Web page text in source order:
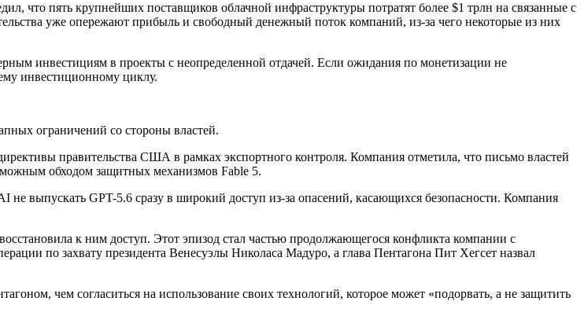
что пять крупнейших поставщиков облачной инфраструктуры потратят более $1 трлн на связанные с
уже опережают прибыль и свободный денежный поток компаний, из-за чего некоторые из них
инвестициям в проекты с неопределенной отдачей. Если ожидания по монетизации не
инвестиционному циклу.
ограничений со стороны властей.
правительства США в рамках экспортного контроля. Компания отметила, что письмо властей
обходом защитных механизмов Fable 5.
выпускать GPT-5.6 сразу в широкий доступ из-за опасений, касающихся безопасности. Компания
к ним доступ. Этот эпизод стал частью продолжающегося конфликта компании с
по захвату президента Венесуэлы Николаса Мадуро, а глава Пентагона Пит Хегсет назвал
чем согласиться на использование своих технологий, которое может «подорвать, а не защитить